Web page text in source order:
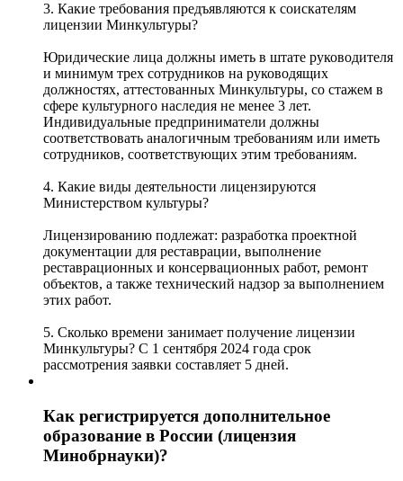
3. Какие требования предъявляются к соискателям
лицензии Минкультуры?
Юридические лица должны иметь в штате руководителя
и минимум трех сотрудников на руководящих
должностях, аттестованных Минкультуры, со стажем в
сфере культурного наследия не менее 3 лет.
Индивидуальные предприниматели должны
соответствовать аналогичным требованиям или иметь
сотрудников, соответствующих этим требованиям.
4. Какие виды деятельности лицензируются
Министерством культуры?
Лицензированию подлежат: разработка проектной
документации для реставрации, выполнение
реставрационных и консервационных работ, ремонт
объектов, а также технический надзор за выполнением
этих работ.
5. Сколько времени занимает получение лицензии
Минкультуры? С 1 сентября 2024 года срок
рассмотрения заявки составляет 5 дней.
Как регистрируется дополнительное
образование в России (лицензия
Минобрнауки)?